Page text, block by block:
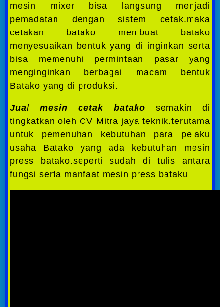
mesin mixer bisa langsung menjadi
pemadatan dengan sistem cetak.maka
cetakan batako membuat batako
menyesuaikan bentuk yang di inginkan serta
bisa memenuhi permintaan pasar yang
menginginkan berbagai macam bentuk
Batako yang di produksi.
Jual mesin cetak batako
semakin di
tingkatkan oleh CV Mitra jaya teknik.terutama
untuk pemenuhan kebutuhan para pelaku
usaha Batako yang ada kebutuhan mesin
press batako.seperti sudah di tulis antara
fungsi serta manfaat mesin press bataku